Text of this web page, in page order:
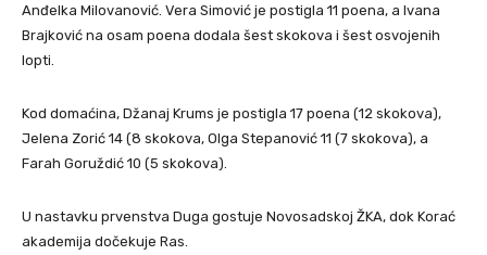
Anđelka Milovanović. Vera Simović je postigla 11 poena, a Ivana
Brajković na osam poena dodala šest skokova i šest osvojenih
lopti.
Kod domaćina, Džanaj Krums je postigla 17 poena (12 skokova),
Jelena Zorić 14 (8 skokova, Olga Stepanović 11 (7 skokova), a
Farah Goruždić 10 (5 skokova).
U nastavku prvenstva Duga gostuje Novosadskoj ŽKA, dok Korać
akademija dočekuje Ras.